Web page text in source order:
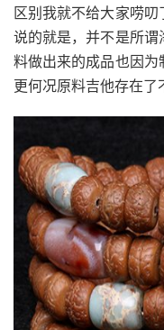
区别我就不给大家唠
说的就是，并不是所
料做出来的成品也因为
更何况原料吉他存在了